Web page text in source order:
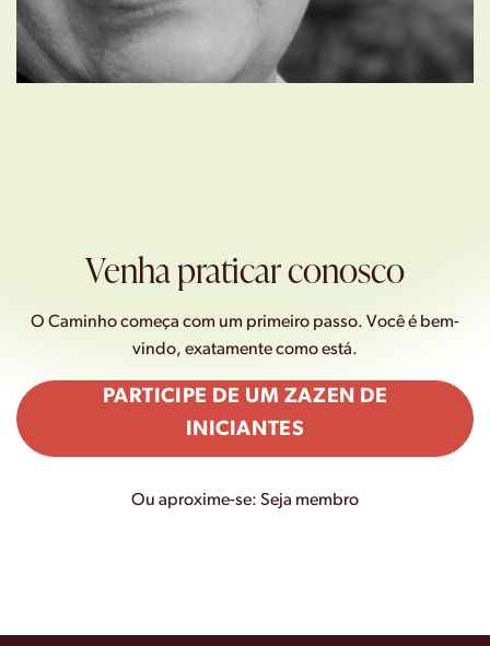
Venha praticar conosco
O Caminho começa com um primeiro passo. Você é bem-
vindo, exatamente como está.
PARTICIPE DE UM ZAZEN DE
INICIANTES
Ou aproxime-se: Seja membro